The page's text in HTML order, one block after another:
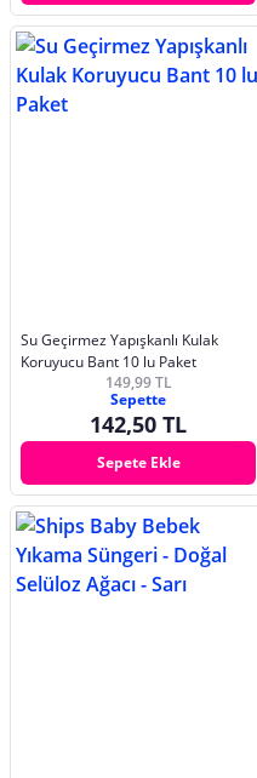
Su Geçirmez Yapışkanlı Kulak
Koruyucu Bant 10 lu Paket
149,99 TL
Sepette
142,50 TL
Sepete Ekle